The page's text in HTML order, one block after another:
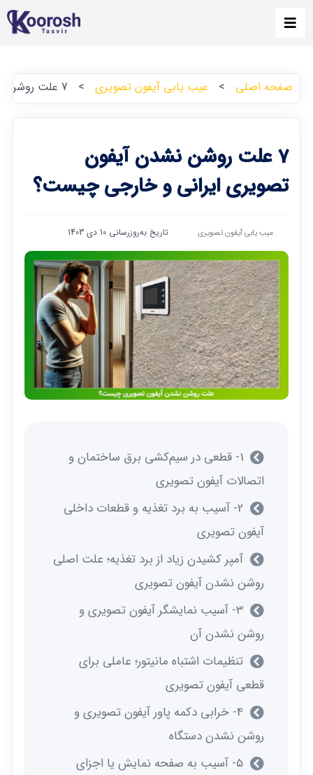
صفحه اصلی > عیب یابی آیفون تصویری> 7 علت روشن نشدن آیفون تصویری ایرانی و خارجی چیست؟
7 علت روشن نشدن آیفون
تصویری ایرانی و خارجی چیست؟
عیب یابی آیفون تصویری تاریخ به‌روزرسانی 10 دی 1403
1- قطعی در سیم‌کشی برق ساختمان و
اتصالات آیفون تصویری
2- آسیب به برد تغذیه و قطعات داخلی
آیفون تصویری
آمپر کشیدن زیاد از برد تغذیه؛ علت اصلی
روشن نشدن آیفون تصویری
3- آسیب نمایشگر آیفون تصویری و
روشن نشدن آن
تنظیمات اشتباه مانیتور؛ عاملی برای
قطعی آیفون تصویری
4- خرابی دکمه پاور آیفون تصویری و
روشن نشدن دستگاه
5- آسیب به صفحه نمایش یا اجزای